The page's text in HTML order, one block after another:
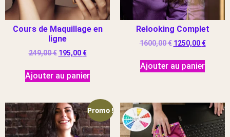
Cours de Maquillage en
ligne
249,00€ 195,00 €
Ajouter au panier
Relooking Complet
1600,00€ 1250,00 €
Ajouter au panier
Promo !